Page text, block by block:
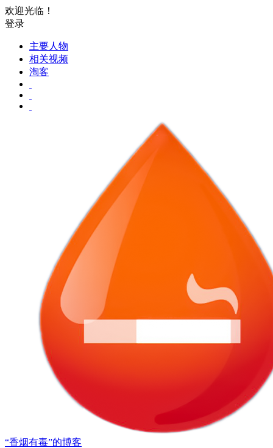
欢迎光临！
登录
主要人物
相关视频
淘客
“香烟有毒”的博客